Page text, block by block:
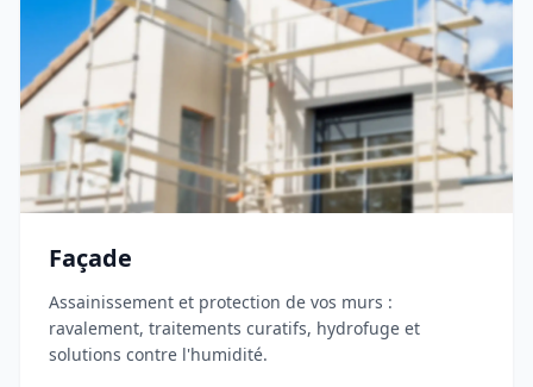
Façade
Assainissement et protection de vos murs :
ravalement, traitements curatifs, hydrofuge et
solutions contre l'humidité.